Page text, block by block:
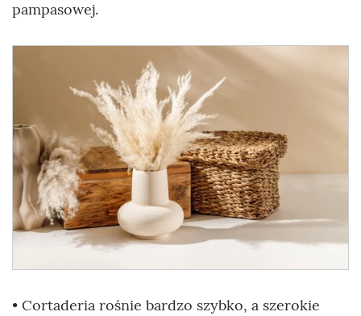
pampasowej.
• Cortaderia rośnie bardzo szybko, a szerokie